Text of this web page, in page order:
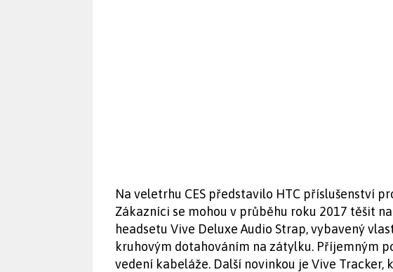
Na veletrhu CES představilo HTC příslušenství
Zákazníci se mohou v průběhu roku 2017 těšit
headsetu Vive Deluxe Audio Strap, vybavený
kruhovým dotahováním na zátylku. Příjemným
vedení kabeláže. Další novinkou je Vive